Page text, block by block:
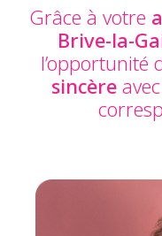
Grâce à votre
Brive-la-
l’opportunité
sincère